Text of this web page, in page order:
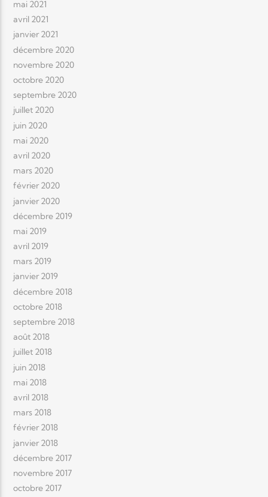
mai 2021
avril 2021
janvier 2021
décembre 2020
novembre 2020
octobre 2020
septembre 2020
juillet 2020
juin 2020
mai 2020
avril 2020
mars 2020
février 2020
janvier 2020
décembre 2019
mai 2019
avril 2019
mars 2019
janvier 2019
décembre 2018
octobre 2018
septembre 2018
août 2018
juillet 2018
juin 2018
mai 2018
avril 2018
mars 2018
février 2018
janvier 2018
décembre 2017
novembre 2017
octobre 2017